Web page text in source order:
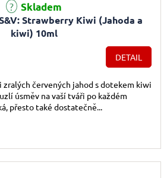
Strawberry Kiwi (Jahoda a
kiwi) 10ml
Skladem
DETAIL
červených jahod s dotekem kiwi
úsměv na vaší tváři po každém
přesto také dostatečně...